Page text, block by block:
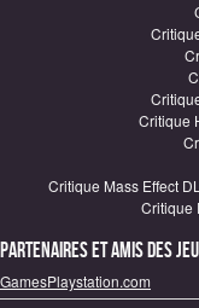
Critique
Critique Mass Effect
Critique
Partenaires et amis des
GamesPlaystation.com